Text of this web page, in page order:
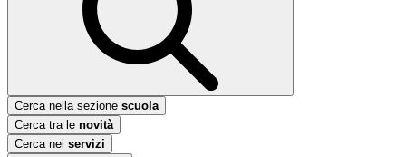
Cerca nella sezione scuola
Cerca tra le novità
Cerca nei servizi